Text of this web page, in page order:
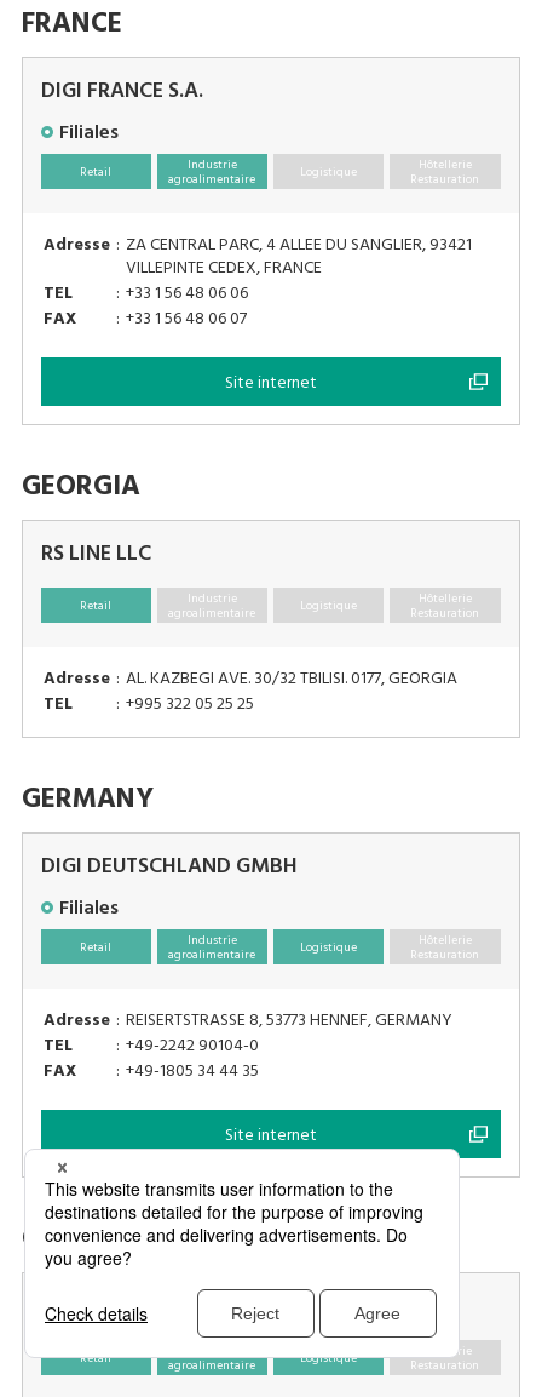
FRANCE
DIGI FRANCE S.A.
Filiales
Retail Industrie
agroalimentaire Logistique Hôtellerie
Restauration
Adresse : ZA CENTRAL PARC, 4 ALLEE DU SANGLIER, 93421
VILLEPINTE CEDEX, FRANCE
TEL
: +33 1 56 48 06 06
FAX
: +33 1 56 48 06 07
Site internet
GEORGIA
RS LINE LLC
Retail Industrie
agroalimentaire Logistique Hôtellerie
Restauration
Adresse : AL. KAZBEGI AVE. 30/32 TBILISI. 0177, GEORGIA
TEL
: +995 322 05 25 25
GERMANY
DIGI DEUTSCHLAND GMBH
Filiales
Retail Industrie
agroalimentaire Logistique Hôtellerie
Restauration
Adresse : REISERTSTRASSE 8, 53773 HENNEF, GERMANY
TEL
: +49-2242 90104-0
FAX
: +49-1805 34 44 35
Site internet
GREECE
CHRONOGRAFIKI S.A.
Retail agroalimentaire Logistique Hôtellerie
Restauration